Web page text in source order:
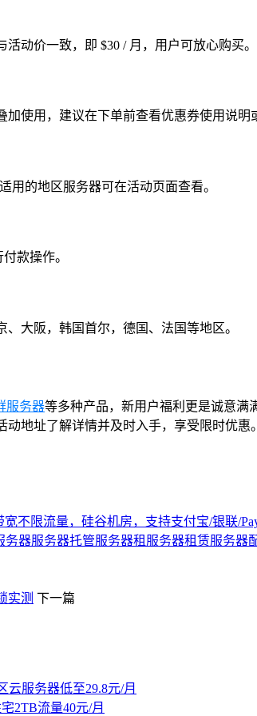
动价一致，即 $30 / 月，用户可放心购买。
使用，建议在下单前查看优惠券使用说明
用的地区服务器可在活动页面查看。
款操作。
大阪，韩国首尔，德国、法国等地区。
服务器等多种产品，新用户福利更是诚意满
地址了解详情并及时入手，享受限时优惠。
宽不限流量，硅谷机房，支持支付宝/银联/
务器服务器托管服务器租 服务器租赁服务器
实测 下一篇
云服务器低至29.8元/月
2TB流量40元/月